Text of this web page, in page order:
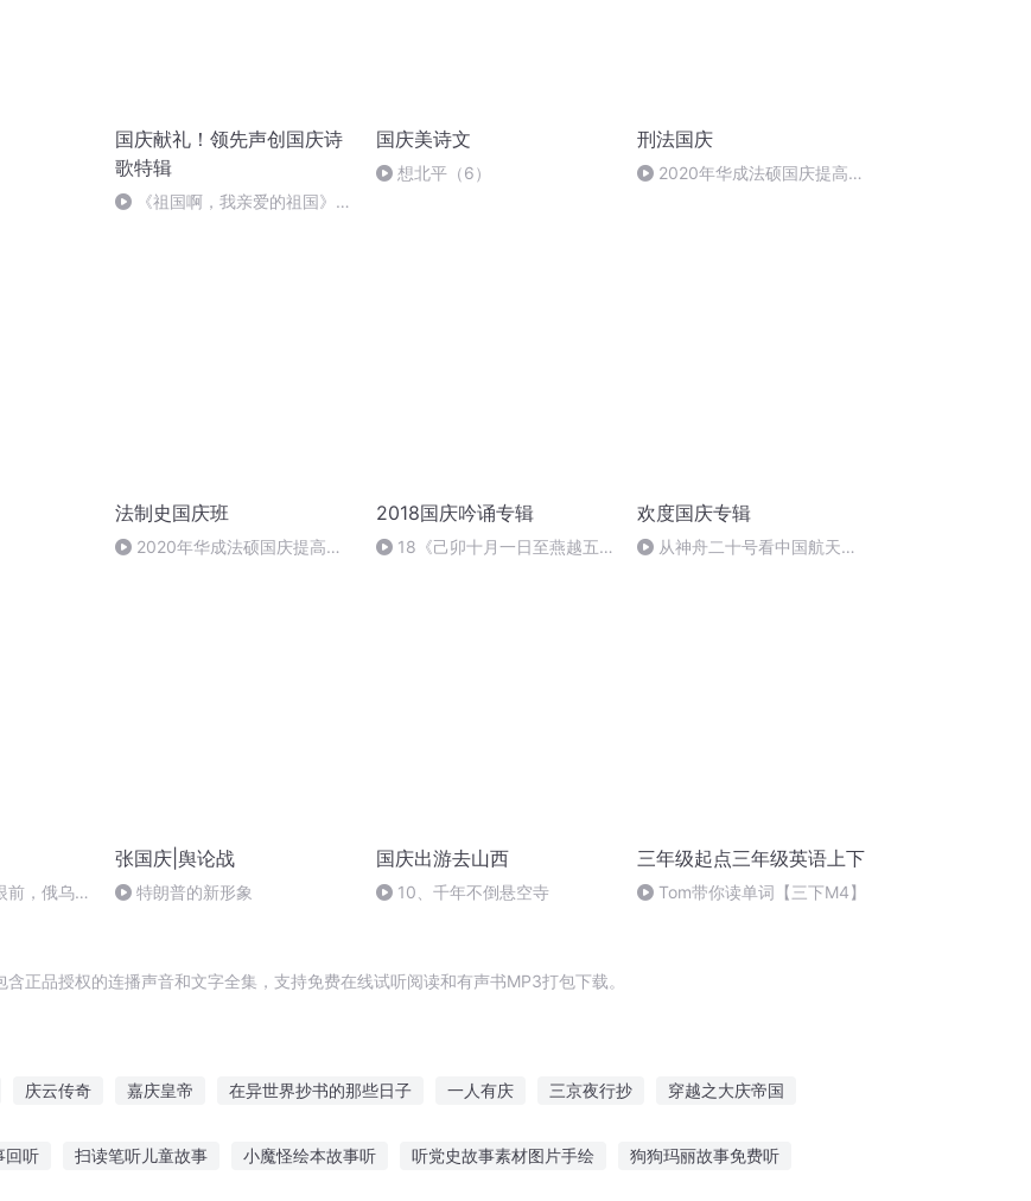
国庆献礼！领先声创国庆诗
歌特辑
《祖国啊，我亲爱的祖国》温
国庆美诗文
想北平（6）
刑法国庆
2020年华成法硕国庆提高班
法制史国庆班
2020年华成法硕国庆提高班
2018国庆吟诵专辑
18《己卯十月一日至燕越五
欢度国庆专辑
从神舟二十号看中国航天
前，俄乌冲
张国庆|舆论战
特朗普的新形象
国庆出游去山西
10、千年不倒悬空寺
三年级起点三年级英语上下
Tom带你读单词【三下M4】
正品授权的连播声音和文字全集，支持免费在线试听阅读和有声书MP3打包下载。
庆云传奇 嘉庆皇帝 在异世界抄书的那些日子 一人有庆 三京夜行抄 穿越之大庆帝国
回听 扫读笔听儿童故事 小魔怪绘本故事听 听党史故事素材图片手绘 狗狗玛丽故事免费听